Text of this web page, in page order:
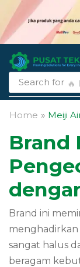
Search for
Home » Meiji
Brand
Brand ini
menghadirkan
sangat halus
beragam